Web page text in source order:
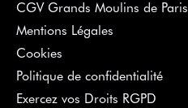
CGV Grands Moulins de Paris
Mentions Légales
Cookies
Politique de confidentialité
Exercez vos Droits RGPD